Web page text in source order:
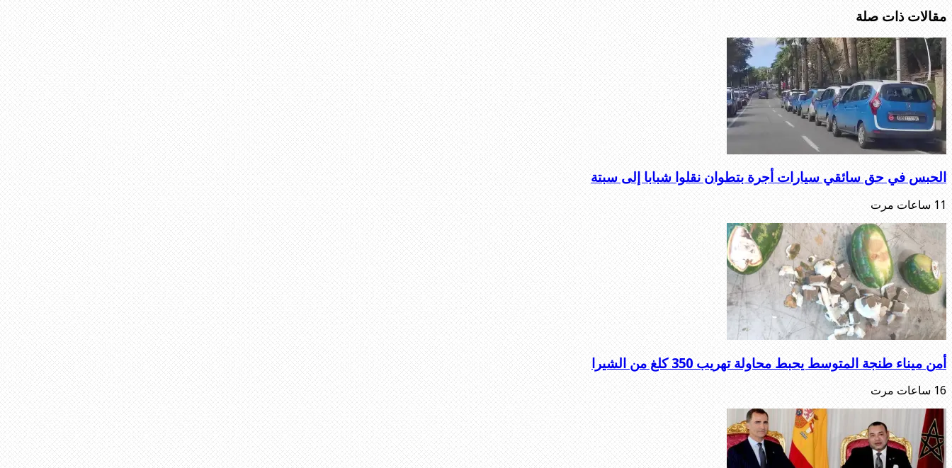
مقالات ذات صلة
الحبس في حق سائقي سيارات أجرة بتطوان نقلوا شبابا إلى سبتة
11 ساعات مرت
أمن ميناء طنجة المتوسط يحبط محاولة تهريب 350 كلغ من الشيرا
16 ساعات مرت